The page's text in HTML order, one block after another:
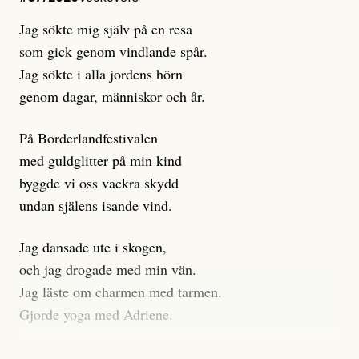
klickbete är inte intressant för Dagens ETC.
Journalistiken är låst. En klatschig men korrekt rubrik
gör förhoppningsvis att en nyfiken beställer
prenumeration, men den avslutas sekunder senare om
dessa granskningar på olika källor, alltifrån domar till
en mängd intervjupersoner, inklusive generös
möjlighet att bemöta för såväl personen vars motiv att
engagera sig i Palestinarörelsen ifrågasätts som de
grupper där Säpo-resursen samlade in uppgifter.
Researchen är grundlig.
Möjligen är det egentligen inte journalistikens metod
som stör?
Jag sökte mig själv på en resa
som gick genom vindlande spår.
Jag sökte i alla jordens hörn
genom dagar, människor och år.
På Borderlandfestivalen
med guldglitter på min kind
byggde vi oss vackra skydd
undan själens isande vind.
Jag dansade ute i skogen,
och jag drogade med min vän.
Jag läste om charmen med tarmen.
Gjorde yoga med Adriene.